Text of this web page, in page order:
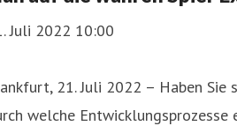
Juli 2022 10:00
21. Juli 2022 – Haben Sie
welche Entwicklungsprozesse